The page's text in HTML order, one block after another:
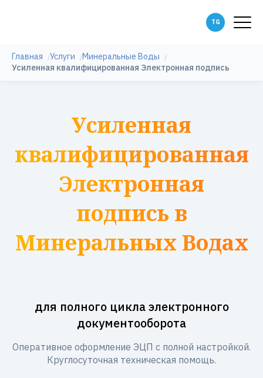
Главная Услуги
Минеральные Воды
Усиленная квалифицированная Электронная подпись
Усиленная
квалифицированная
Электронная
подпись в
Минеральных Водах
для полного цикла электронного
документооборота
Оперативное оформление ЭЦП с полной настройкой.
Круглосуточная техническая помощь.